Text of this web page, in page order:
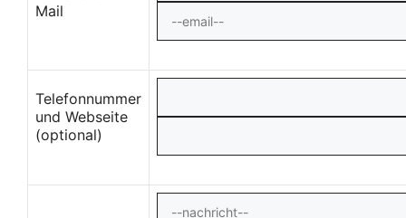
Mail
Telefonnummer
und Webseite
(optional)